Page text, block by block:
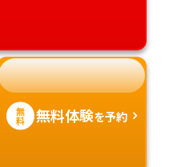
無
料 無料体験を予約